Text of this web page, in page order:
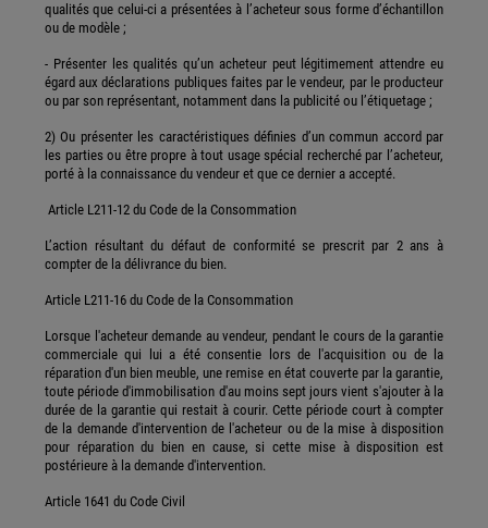
qualités que celui-ci a présentées à l’acheteur sous forme d’échantillon
ou de modèle ;
- Présenter les qualités qu’un acheteur peut légitimement attendre eu
égard aux déclarations publiques faites par le vendeur, par le producteur
ou par son représentant, notamment dans la publicité ou l’étiquetage ;
2) Ou présenter les caractéristiques définies d’un commun accord par
les parties ou être propre à tout usage spécial recherché par l’acheteur,
porté à la connaissance du vendeur et que ce dernier a accepté.
Article L211-12 du Code de la Consommation
L’action résultant du défaut de conformité se prescrit par 2 ans à
compter de la délivrance du bien.
Article L211-16 du Code de la Consommation
Lorsque l'acheteur demande au vendeur, pendant le cours de la garantie
commerciale qui lui a été consentie lors de l'acquisition ou de la
réparation d'un bien meuble, une remise en état couverte par la garantie,
toute période d'immobilisation d'au moins sept jours vient s'ajouter à la
durée de la garantie qui restait à courir. Cette période court à compter
de la demande d'intervention de l'acheteur ou de la mise à disposition
pour réparation du bien en cause, si cette mise à disposition est
postérieure à la demande d'intervention.
Article 1641 du Code Civil